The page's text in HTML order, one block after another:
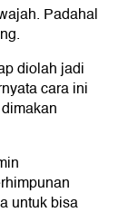
Padahal
diolah jadi
cara ini
untuk bisa